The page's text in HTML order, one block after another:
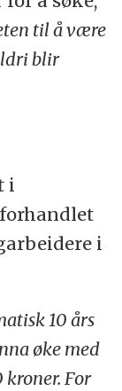
til å være
blir
i
i
10 års
øke med
kroner. For